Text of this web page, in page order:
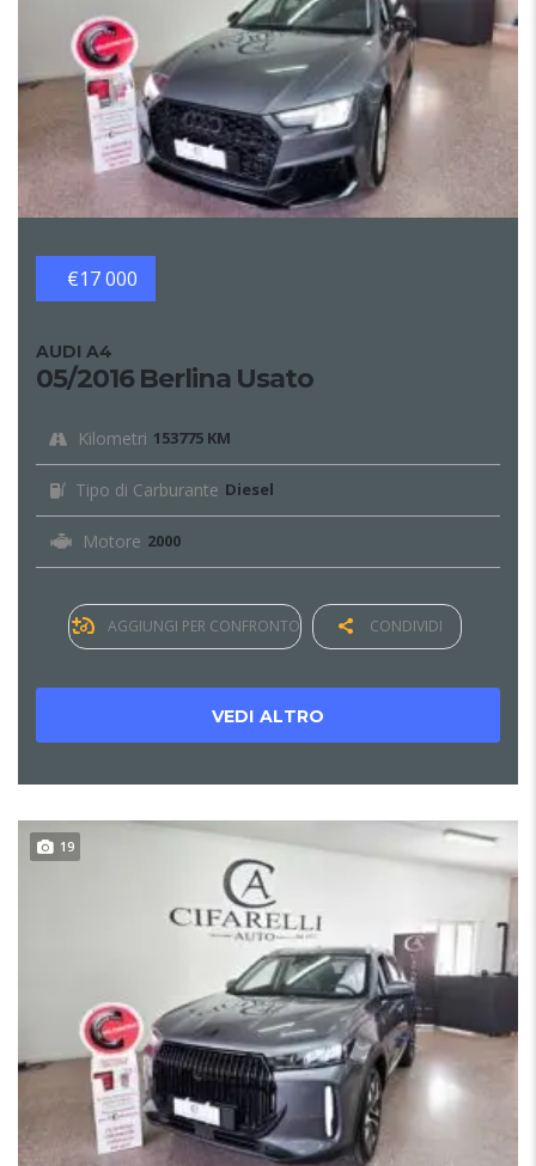
€17 000
AUDI A4
05/2016 Berlina Usato
Kilometri 153775 KM
Tipo di Carburante Diesel
Motore 2000
AGGIUNGI PER CONFRONTO CONDIVIDI
VEDI ALTRO
19